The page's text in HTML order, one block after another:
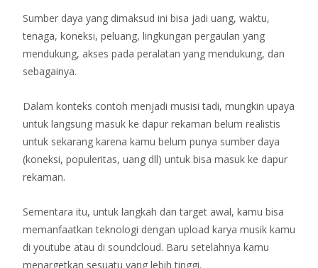
Sumber daya yang dimaksud ini bisa jadi uang, waktu,
tenaga, koneksi, peluang, lingkungan pergaulan yang
mendukung, akses pada peralatan yang mendukung, dan
sebagainya.
Dalam konteks contoh menjadi musisi tadi, mungkin upaya
untuk langsung masuk ke dapur rekaman belum realistis
untuk sekarang karena kamu belum punya sumber daya
(koneksi, populeritas, uang dll) untuk bisa masuk ke dapur
rekaman.
Sementara itu, untuk langkah dan target awal, kamu bisa
memanfaatkan teknologi dengan upload karya musik kamu
di youtube atau di soundcloud. Baru setelahnya kamu
menargetkan sesuatu yang lebih tinggi.